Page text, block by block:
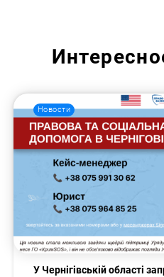
Новости
У Чернігівській області